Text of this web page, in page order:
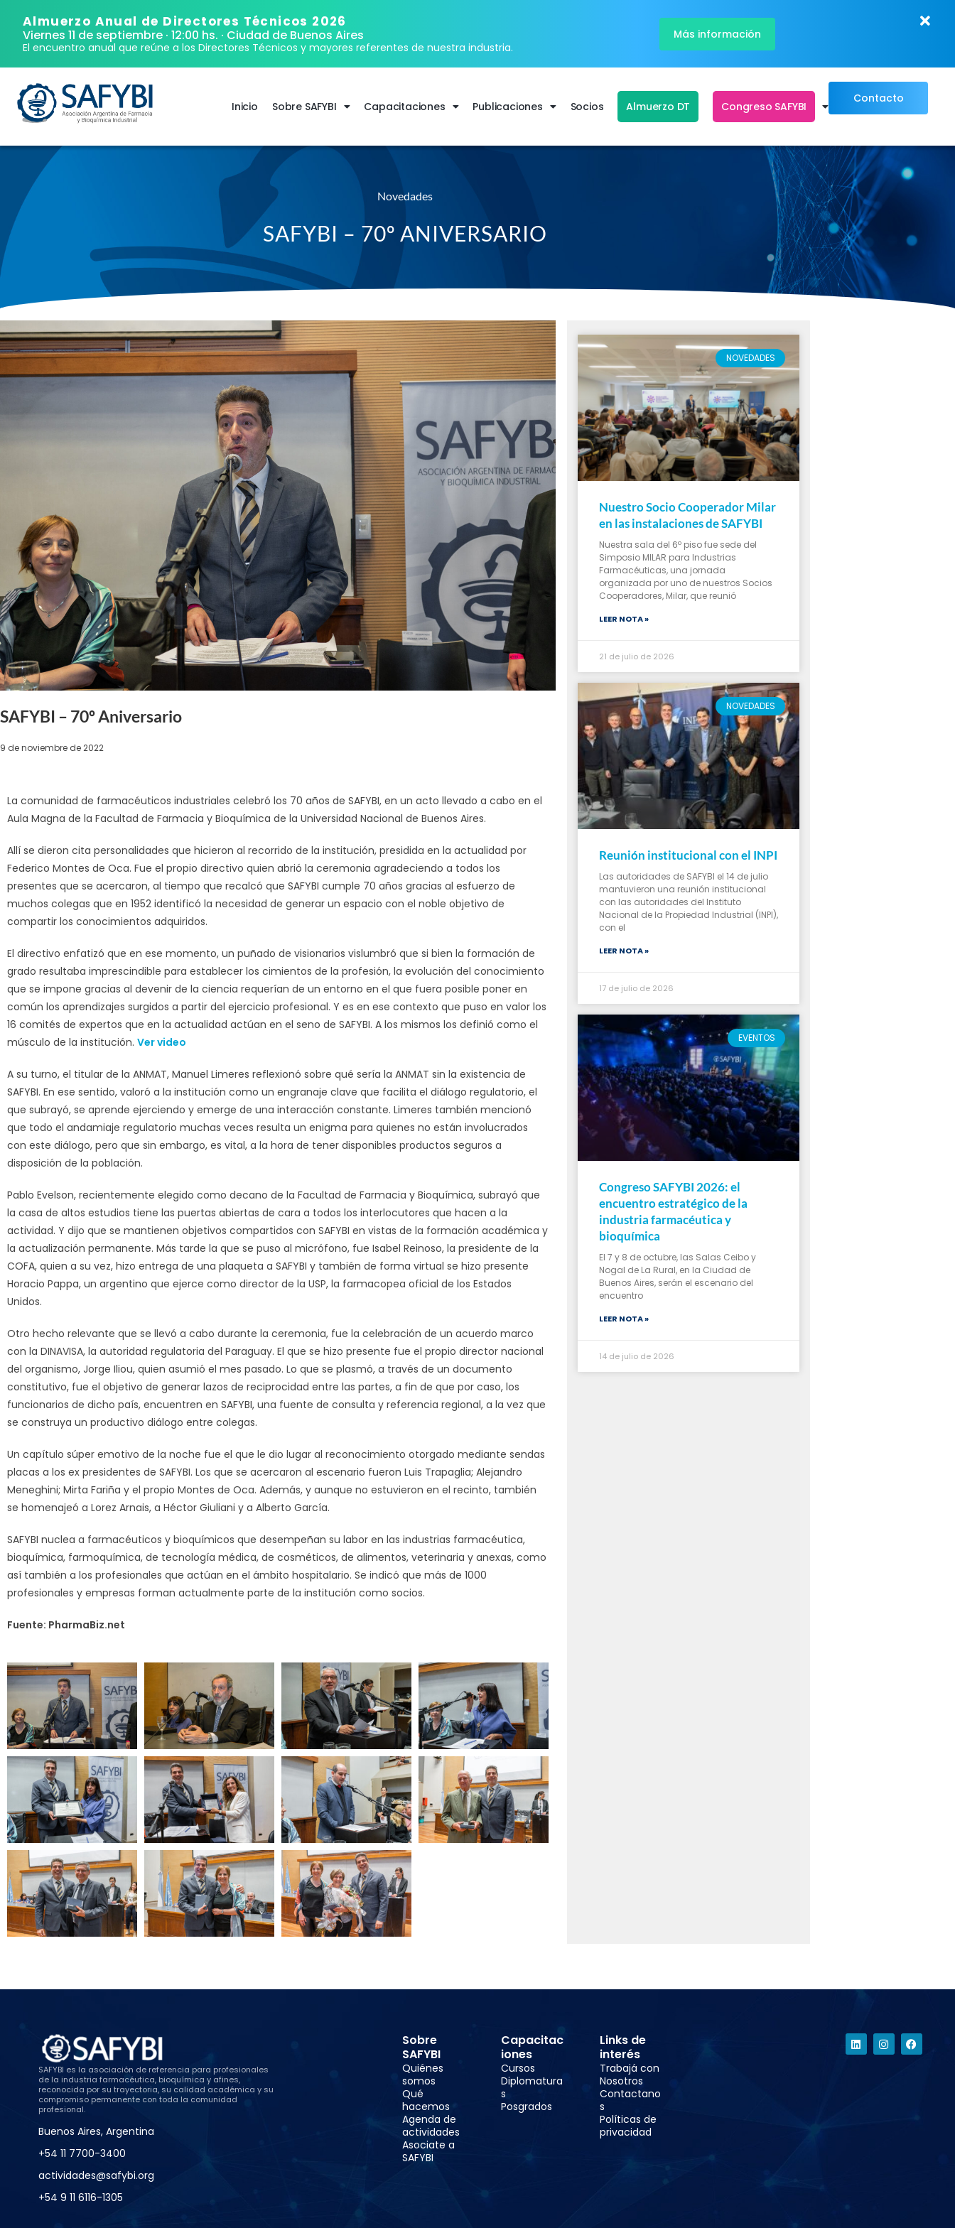
Almuerzo Anual de Directores Técnicos 2026
Viernes 11 de septiembre · 12:00 hs. · Ciudad de Buenos Aires
El encuentro anual que reúne a los Directores Técnicos y mayores referentes de nuestra industria.
Más información
Inicio Sobre SAFYBI Capacitaciones Publicaciones Socios Almuerzo DT Congreso SAFYBI
Contacto
Novedades
SAFYBI – 70º ANIVERSARIO
SAFYBI – 70º Aniversario
9 de noviembre de 2022
La comunidad de farmacéuticos industriales celebró los 70 años de SAFYBI, en un acto llevado a cabo en el
Aula Magna de la Facultad de Farmacia y Bioquímica de la Universidad Nacional de Buenos Aires.
Allí se dieron cita personalidades que hicieron al recorrido de la institución, presidida en la actualidad por
Federico Montes de Oca. Fue el propio directivo quien abrió la ceremonia agradeciendo a todos los
presentes que se acercaron, al tiempo que recalcó que SAFYBI cumple 70 años gracias al esfuerzo de
muchos colegas que en 1952 identificó la necesidad de generar un espacio con el noble objetivo de
compartir los conocimientos adquiridos.
El directivo enfatizó que en ese momento, un puñado de visionarios vislumbró que si bien la formación de
grado resultaba imprescindible para establecer los cimientos de la profesión, la evolución del conocimiento
que se impone gracias al devenir de la ciencia requerían de un entorno en el que fuera posible poner en
común los aprendizajes surgidos a partir del ejercicio profesional. Y es en ese contexto que puso en valor los
16 comités de expertos que en la actualidad actúan en el seno de SAFYBI. A los mismos los definió como el
músculo de la institución. Ver video
A su turno, el titular de la ANMAT, Manuel Limeres reflexionó sobre qué sería la ANMAT sin la existencia de
SAFYBI. En ese sentido, valoró a la institución como un engranaje clave que facilita el diálogo regulatorio, el
que subrayó, se aprende ejerciendo y emerge de una interacción constante. Limeres también mencionó
que todo el andamiaje regulatorio muchas veces resulta un enigma para quienes no están involucrados
con este diálogo, pero que sin embargo, es vital, a la hora de tener disponibles productos seguros a
disposición de la población.
Pablo Evelson, recientemente elegido como decano de la Facultad de Farmacia y Bioquímica, subrayó que
la casa de altos estudios tiene las puertas abiertas de cara a todos los interlocutores que hacen a la
actividad. Y dijo que se mantienen objetivos compartidos con SAFYBI en vistas de la formación académica y
la actualización permanente. Más tarde la que se puso al micrófono, fue Isabel Reinoso, la presidente de la
COFA, quien a su vez, hizo entrega de una plaqueta a SAFYBI y también de forma virtual se hizo presente
Horacio Pappa, un argentino que ejerce como director de la USP, la farmacopea oficial de los Estados
Unidos.
Otro hecho relevante que se llevó a cabo durante la ceremonia, fue la celebración de un acuerdo marco
con la DINAVISA, la autoridad regulatoria del Paraguay. El que se hizo presente fue el propio director nacional
del organismo, Jorge Iliou, quien asumió el mes pasado. Lo que se plasmó, a través de un documento
constitutivo, fue el objetivo de generar lazos de reciprocidad entre las partes, a fin de que por caso, los
funcionarios de dicho país, encuentren en SAFYBI, una fuente de consulta y referencia regional, a la vez que
se construya un productivo diálogo entre colegas.
Un capítulo súper emotivo de la noche fue el que le dio lugar al reconocimiento otorgado mediante sendas
placas a los ex presidentes de SAFYBI. Los que se acercaron al escenario fueron Luis Trapaglia; Alejandro
Meneghini; Mirta Fariña y el propio Montes de Oca. Además, y aunque no estuvieron en el recinto, también
se homenajeó a Lorez Arnais, a Héctor Giuliani y a Alberto García.
SAFYBI nuclea a farmacéuticos y bioquímicos que desempeñan su labor en las industrias farmacéutica,
bioquímica, farmoquímica, de tecnología médica, de cosméticos, de alimentos, veterinaria y anexas, como
así también a los profesionales que actúan en el ámbito hospitalario. Se indicó que más de 1000
profesionales y empresas forman actualmente parte de la institución como socios.
Fuente: PharmaBiz.net
NOVEDADES
Nuestro Socio Cooperador Milar
en las instalaciones de SAFYBI
Nuestra sala del 6º piso fue sede del
Simposio MILAR para Industrias
Farmacéuticas, una jornada
organizada por uno de nuestros Socios
Cooperadores, Milar, que reunió
LEER NOTA »
21 de julio de 2026
NOVEDADES
Reunión institucional con el INPI
Las autoridades de SAFYBI el 14 de julio
mantuvieron una reunión institucional
con las autoridades del Instituto
Nacional de la Propiedad Industrial (INPI),
con el
LEER NOTA »
17 de julio de 2026
EVENTOS
Congreso SAFYBI 2026: el
encuentro estratégico de la
industria farmacéutica y
bioquímica
El 7 y 8 de octubre, las Salas Ceibo y
Nogal de La Rural, en la Ciudad de
Buenos Aires, serán el escenario del
encuentro
LEER NOTA »
14 de julio de 2026
SAFYBI es la asociación de referencia para profesionales
de la industria farmacéutica, bioquímica y afines,
reconocida por su trayectoria, su calidad académica y su
compromiso permanente con toda la comunidad
profesional.
Buenos Aires, Argentina
+54 11 7700-3400
actividades@safybi.org
+54 9 11 6116-1305
Sobre
SAFYBI
Quiénes
somos
Qué
hacemos
Agenda de
actividades
Asociate a
SAFYBI
Capacitac
iones
Cursos
Diplomatura
s
Posgrados
Links de
interés
Trabajá con
Nosotros
Contactano
s
Políticas de
privacidad